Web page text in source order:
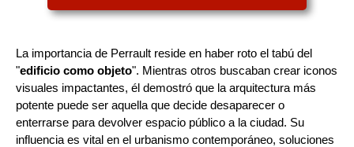
La importancia de Perrault reside en haber roto el tabú del
"edificio como objeto". Mientras otros buscaban crear iconos
visuales impactantes, él demostró que la arquitectura más
potente puede ser aquella que decide desaparecer o
enterrarse para devolver espacio público a la ciudad. Su
influencia es vital en el urbanismo contemporáneo, soluciones